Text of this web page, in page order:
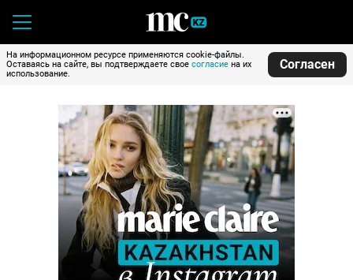
На информационном ресурсе применяются cookie-файлы.
Оставаясь на сайте, вы подтверждаете свое согласие на их
использование.
Согласен